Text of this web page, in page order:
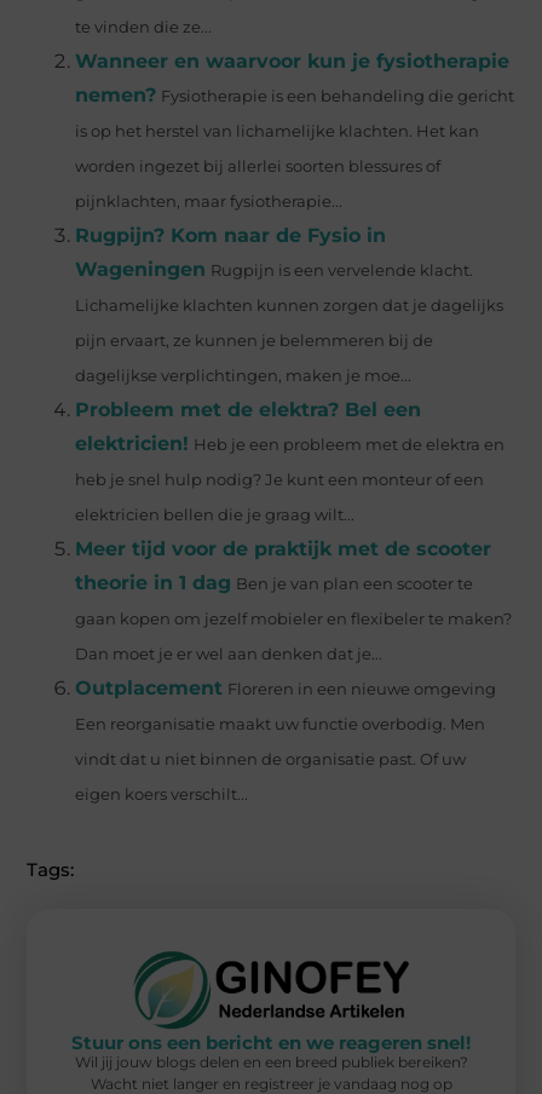
te vinden die ze...
Wanneer en waarvoor kun je fysiotherapie
nemen? Fysiotherapie is een behandeling die gericht
is op het herstel van lichamelijke klachten. Het kan
worden ingezet bij allerlei soorten blessures of
pijnklachten, maar fysiotherapie...
Rugpijn? Kom naar de Fysio in
Wageningen Rugpijn is een vervelende klacht.
Lichamelijke klachten kunnen zorgen dat je dagelijks
pijn ervaart, ze kunnen je belemmeren bij de
dagelijkse verplichtingen, maken je moe...
Probleem met de elektra? Bel een
elektricien! Heb je een probleem met de elektra en
heb je snel hulp nodig? Je kunt een monteur of een
elektricien bellen die je graag wilt...
Meer tijd voor de praktijk met de scooter
theorie in 1 dag Ben je van plan een scooter te
gaan kopen om jezelf mobieler en flexibeler te maken?
Dan moet je er wel aan denken dat je...
Outplacement Floreren in een nieuwe omgeving
Een reorganisatie maakt uw functie overbodig. Men
vindt dat u niet binnen de organisatie past. Of uw
eigen koers verschilt...
Tags:
Stuur ons een bericht en we reageren snel!
Wil jij jouw blogs delen en een breed publiek bereiken?
Wacht niet langer en registreer je vandaag nog op